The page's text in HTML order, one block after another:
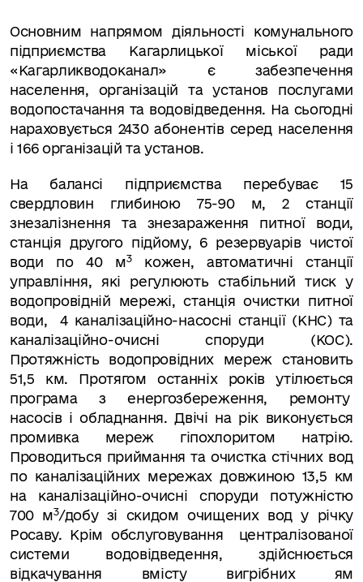
Основним напрямом діяльності комунального
підприємства Кагарлицької міської ради
«Кагарликводоканал» є забезпечення
населення, організацій та установ послугами
водопостачання та водовідведення. На сьогодні
нараховується 2430 абонентів серед населення
і 166 організацій та установ.
На балансі підприємства перебуває 15
свердловин глибиною 75-90 м, 2 станції
знезалізнення та знезараження питної води,
станція другого підйому, 6 резервуарів чистої
води по 40 м3кожен, автоматичні станції
управління, які регулюють стабільний тиск у
водопровідній мережі, станція очистки питної
води, 4 каналізаційно-насосні станції (КНС) та
каналізаційно-очисні споруди (КОС).
Протяжність водопровідних мереж становить
51,5 км. Протягом останніх років утілюється
програма з енергозбереження, ремонту
насосів і обладнання. Двічі на рік виконується
промивка мереж гіпохлоритом натрію.
Проводиться приймання та очистка стічних вод
по каналізаційних мережах довжиною 13,5 км
на каналізаційно-очисні споруди потужністю
700 м3/добу зі скидом очищених вод у річку
Росаву. Крім обслуговування централізованої
системи водовідведення, здійснюється
відкачування вмісту вигрібних ям